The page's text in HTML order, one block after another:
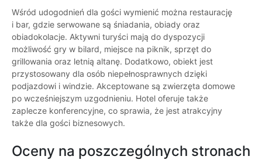
Wśród udogodnień dla gości wymienić można restaurację
i bar, gdzie serwowane są śniadania, obiady oraz
obiadokolacje. Aktywni turyści mają do dyspozycji
możliwość gry w bilard, miejsce na piknik, sprzęt do
grillowania oraz letnią altanę. Dodatkowo, obiekt jest
przystosowany dla osób niepełnosprawnych dzięki
podjazdowi i windzie. Akceptowane są zwierzęta domowe
po wcześniejszym uzgodnieniu. Hotel oferuje także
zaplecze konferencyjne, co sprawia, że jest atrakcyjny
także dla gości biznesowych.
Oceny na poszczególnych stronach